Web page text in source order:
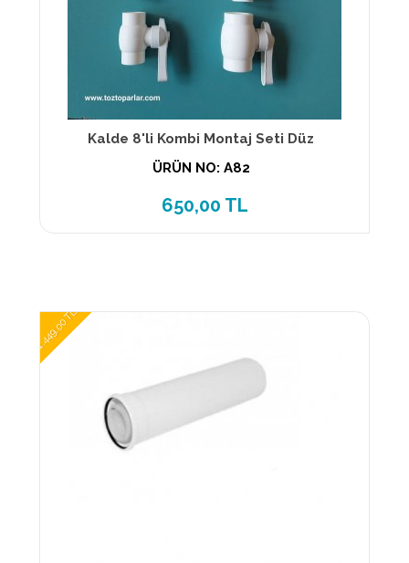
Kalde 8'li Kombi Montaj Seti Düz
ÜRÜN NO: A82
650,00 TL
1.449,00 TL